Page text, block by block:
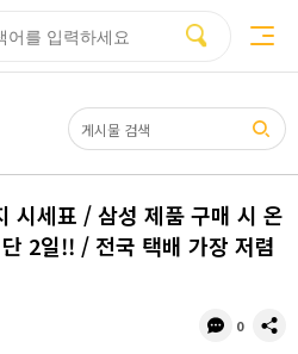
시세표 / 삼성 제품 구매 시 온
2일!! / 전국 택배 가장 저렴
댓
0
공